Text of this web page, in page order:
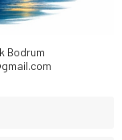
Bodrum